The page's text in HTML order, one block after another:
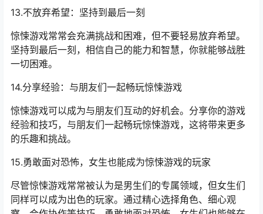
13.不放弃希望：坚持到最后一刻
惊悚游戏常常会充满挑战和困难，但不要轻易放弃希望。
坚持到最后一刻，相信自己的能力和智慧，你就能够战胜
一切困难。
14.分享经验：与朋友们一起畅玩惊悚游戏
惊悚游戏可以成为与朋友们互动的好机会。分享你的游戏
经验和技巧，与朋友们一起畅玩惊悚游戏，这将带来更多
的乐趣和挑战。
15.勇敢面对恐怖，女生也能成为惊悚游戏的玩家
尽管惊悚游戏常常被认为是男生们的专属领域，但女生们
同样可以成为出色的玩家。通过精心选择角色、细心观